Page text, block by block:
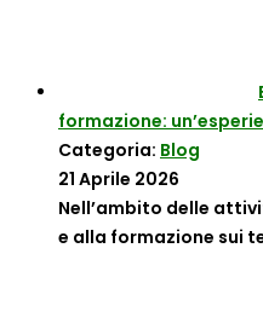
formazione:
Categoria: Blog
21 Aprile 2026
Nell’ambito delle
e alla formazione sui